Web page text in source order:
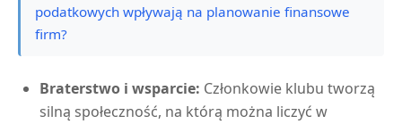
podatkowych wpływają na planowanie finansowe
firm?
Braterstwo i wsparcie: Członkowie klubu tworzą
silną społeczność, na którą można liczyć w